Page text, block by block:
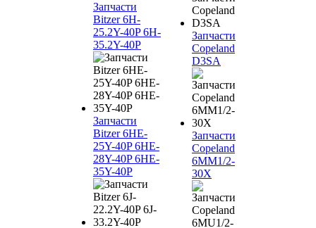
Запчасти
Bitzer 6H-
25.2Y-40P 6H-
35.2Y-40P
Запчасти
Bitzer 6HE-
25Y-40P 6HE-
28Y-40P 6HE-
35Y-40P
Запчасти
Copeland
D3SA
Запчасти
Copeland
6MM1/2-
30X